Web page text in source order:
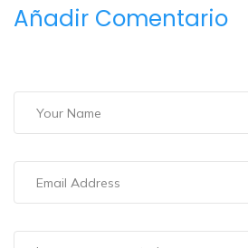
Añadir Comentario